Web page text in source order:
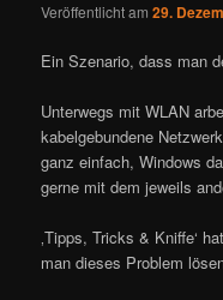
Veröffentlicht am29.
Ein Szenario, dass man
Unterwegs mit WLAN
kabelgebundene
ganz einfach, Windows
gerne mit dem jeweils
‚Tipps, Tricks & Kniffe‘
man dieses Problem